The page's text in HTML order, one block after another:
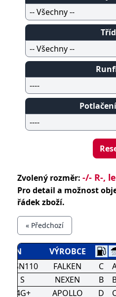
Zvolený rozměr: -/- R-,
Pro detail a možnost
řádek zboží.
« Předchozí
VÝROBCE
SN110
FALKEN C
S
NEXEN B
4G+
APOLLO D